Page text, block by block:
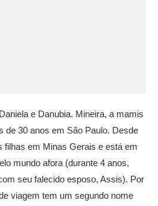
e Danubia. Mineira, a mamis
de 30 anos em São Paulo. Desde
filhas em Minas Gerais e está em
mundo afora (durante 4 anos,
seu falecido esposo, Assis). Por
viagem tem um segundo nome